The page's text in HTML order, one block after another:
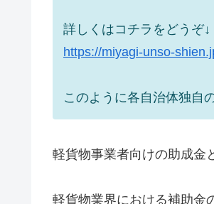
詳しくはコチラをどうぞ↓
https://miyagi-unso-
このように各自治体独自
軽貨物事業者向けの助成金
軽貨物業界における補助金